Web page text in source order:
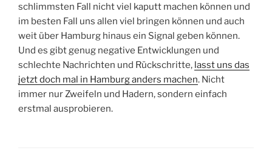
schlimmsten Fall nicht viel kaputt machen können und
im besten Fall uns allen viel bringen können und auch
weit über Hamburg hinaus ein Signal geben können.
Und es gibt genug negative Entwicklungen und
schlechte Nachrichten und Rückschritte, lasst uns das
jetzt doch mal in Hamburg anders machen. Nicht
immer nur Zweifeln und Hadern, sondern einfach
erstmal ausprobieren.